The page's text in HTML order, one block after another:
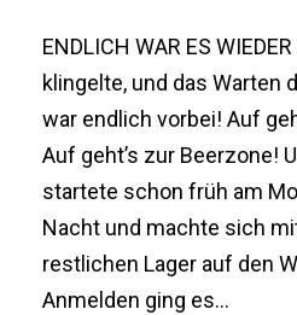
ENDLICH WAR ES
klingelte, und das Warten
war endlich vorbei! Auf
Auf geht’s zur Beerzone!
startete schon früh am
Nacht und machte sich
restlichen Lager auf den
Anmelden ging es...